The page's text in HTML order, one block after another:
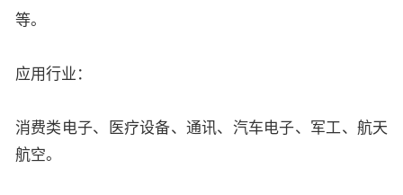
等。
应用行业：
消费类电子、医疗设备、通讯、汽车电子、军工、航天
航空。